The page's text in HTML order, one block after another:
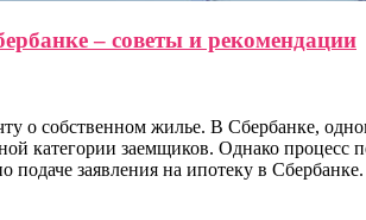
– советы и рекомендации
о собственном жилье. В Сбербанке,
категории заемщиков. Однако
подаче заявления на ипотеку в